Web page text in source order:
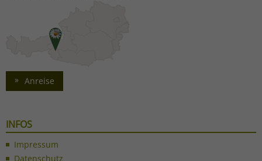
Anreise
INFOS
Impressum
Datenschutz